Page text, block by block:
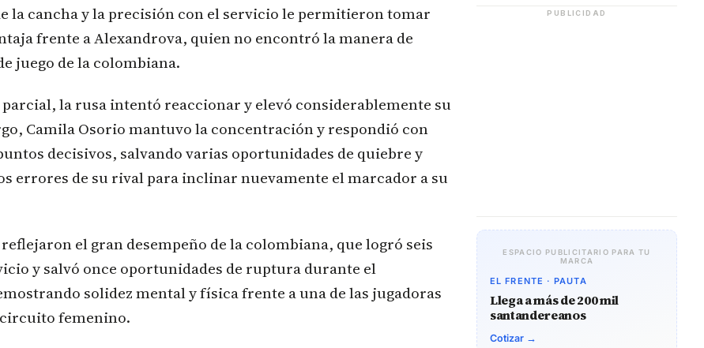
la cancha y la precisión con el servicio le permitieron tomar
frente a Alexandrova, quien no encontró la manera de
juego de la colombiana.
parcial, la rusa intentó reaccionar y elevó considerablemente su
Camila Osorio mantuvo la concentración y respondió con
decisivos, salvando varias oportunidades de quiebre y
errores de su rival para inclinar nuevamente el marcador a su
el gran desempeño de la colombiana, que logró seis
y salvó once oportunidades de ruptura durante el
solidez mental y física frente a una de las jugadoras
femenino.
PUBLICIDAD
ESPACIO PUBLICITARIO PARA TU
MARCA
EL FRENTE · PAUTA
Llega a más de 200 mil
santandereanos
Cotizar →